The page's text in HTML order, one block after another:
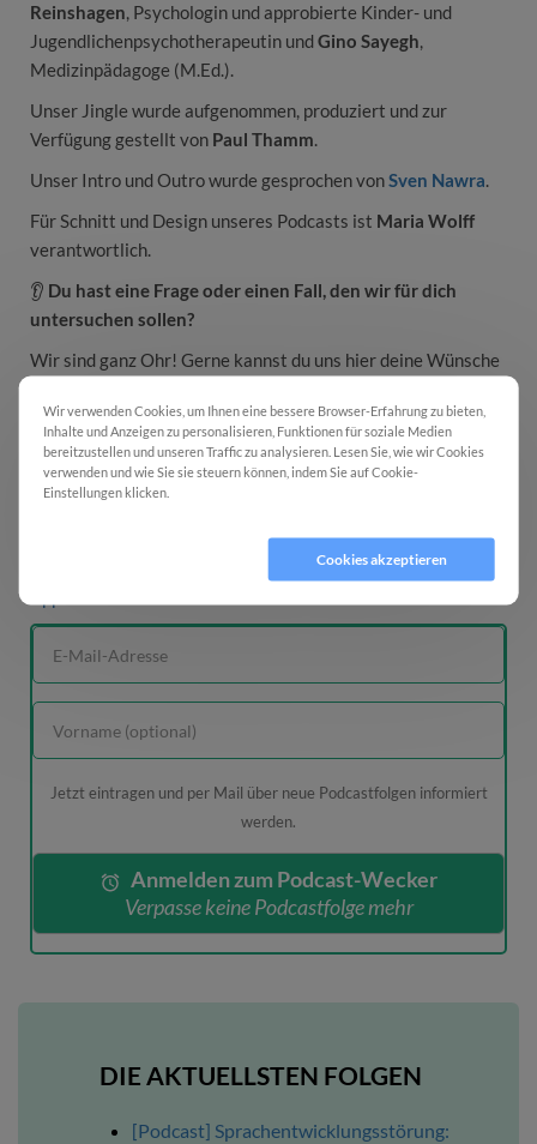
Reinshagen, Psychologin und approbierte Kinder- und
Jugendlichenpsychotherapeutin und Gino Sayegh,
Medizinpädagoge (M.Ed.).
Unser Jingle wurde aufgenommen, produziert und zur
Verfügung gestellt von Paul Thamm.
Unser Intro und Outro wurde gesprochen vonSven Nawra.
Für Schnitt und Design unseres Podcasts ist Maria Wolff
verantwortlich.
👂 Du hast eine Frage oder einen Fall, den wir für dich
untersuchen sollen?
Wir sind ganz Ohr! Gerne kannst du uns hier deine Wünsche
__________
Episode 104 anhören
Jetzt eintragen und per Mail über neue Podcastfolgen informiert
werden.
Anmelden zum Podcast-Wecker
Verpasse keine Podcastfolge mehr
DIE AKTUELLSTEN FOLGEN
[Podcast] Sprachentwicklungsstörung:
Wir verwenden Cookies, um Ihnen eine bessere Browser-Erfahrung zu bieten,
Inhalte und Anzeigen zu personalisieren, Funktionen für soziale Medien
bereitzustellen und unseren Traffic zu analysieren. Lesen Sie, wie wir Cookies
verwenden und wie Sie sie steuern können, indem Sie auf Cookie-
Einstellungen klicken.
Cookies akzeptieren